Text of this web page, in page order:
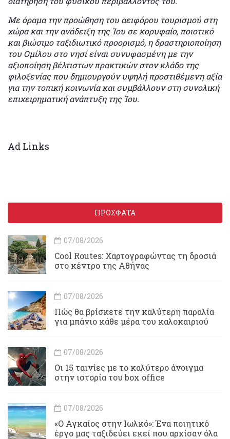
Με όραμα την προώθηση του αειφόρου τουρισμού στη
χώρα και την ανάδειξη της Ίου σε κορυφαίο, ποιοτικό
και βιώσιμο ταξιδιωτικό προορισμό, η δραστηριοποίηση
του Ομίλου στο νησί είναι συνυφασμένη με την
αξιοποίηση βέλτιστων πρακτικών στον κλάδο της
φιλοξενίας που δημιουργούν υψηλή προστιθέμενη αξία
για την τοπική κοινωνία και συμβάλλουν στη συνολική
επιχειρηματική ανάπτυξη της Ίου.
Ad Links
ΠΡΟΣΦΑΤΑ
07/08/2026
Cool Routes: Χαρτογραφώντας τη δροσιά
στο κέντρο της Αθήνας
07/08/2026
Πώς θα βρίσκετε την καλύτερη παραλία
για μπάνιο κάθε μέρα του καλοκαιριού
07/08/2026
Οι 15 ταινίες με το καλύτερο άνοιγμα
στην ιστορία του box office
07/08/2026
«Ο Αγκαίος στην Ιωλκό»: Ένα ποιητικό
έργο μας ταξιδεύει εκεί που αρχίσαν όλα